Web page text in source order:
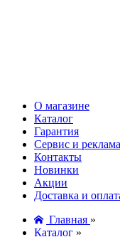
О магазине
Каталог
Гарантия
Сервис и
Контакты
Новинки
Акции
Доставка и
Главная »
Каталог »